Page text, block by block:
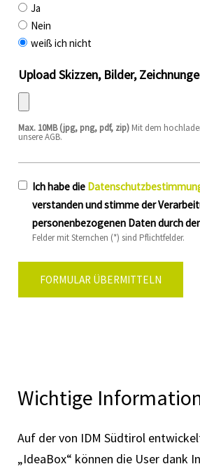
Ja
Nein
weiß ich nicht
Upload Skizzen, Bilder,
Max. 10MB (jpg, png, pdf, zip)Mit dem
unsere AGB.
Ich habe die
verstanden und stimme der
personenbezogenen Daten durch
Felder mit Sternchen (*) sind Pflichtfelder.
Wichtige
Auf der von IDM Südtirol
„IdeaBox“ können die User dank